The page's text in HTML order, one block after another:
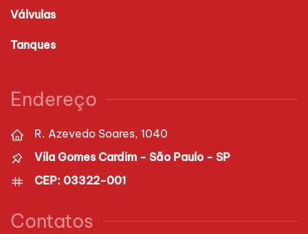
Válvulas
Tanques
Endereço
R. Azevedo Soares, 1040
Vila Gomes Cardim - São Paulo - SP
CEP: 03322-001
Contatos